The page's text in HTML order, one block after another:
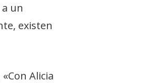
un
existen
Alicia